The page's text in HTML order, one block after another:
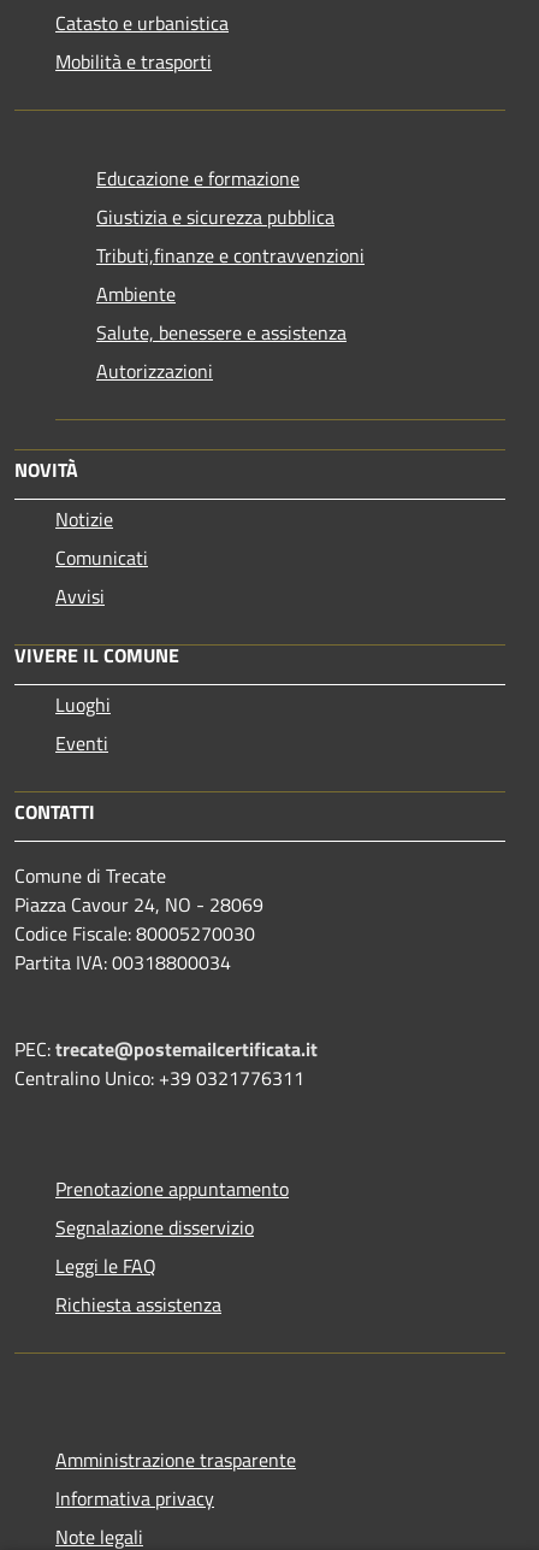
Catasto e urbanistica
Mobilità e trasporti
Educazione e formazione
Giustizia e sicurezza pubblica
Tributi,finanze e contravvenzioni
Ambiente
Salute, benessere e assistenza
Autorizzazioni
NOVITÀ
Notizie
Comunicati
Avvisi
VIVERE IL COMUNE
Luoghi
Eventi
CONTATTI
Comune di Trecate
Piazza Cavour 24, NO - 28069
Codice Fiscale: 80005270030
Partita IVA: 00318800034
PEC:trecate@postemailcertificata.it
Centralino Unico: +39 0321776311
Prenotazione appuntamento
Segnalazione disservizio
Leggi le FAQ
Richiesta assistenza
Amministrazione trasparente
Informativa privacy
Note legali